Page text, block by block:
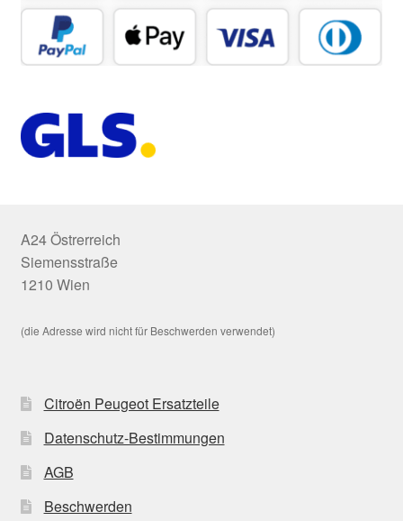
A24 Östrerreich
Siemensstraße
1210 Wien
(die Adresse wird nicht für Beschwerden verwendet)
Citroën Peugeot Ersatzteile
Datenschutz-Bestimmungen
AGB
Beschwerden